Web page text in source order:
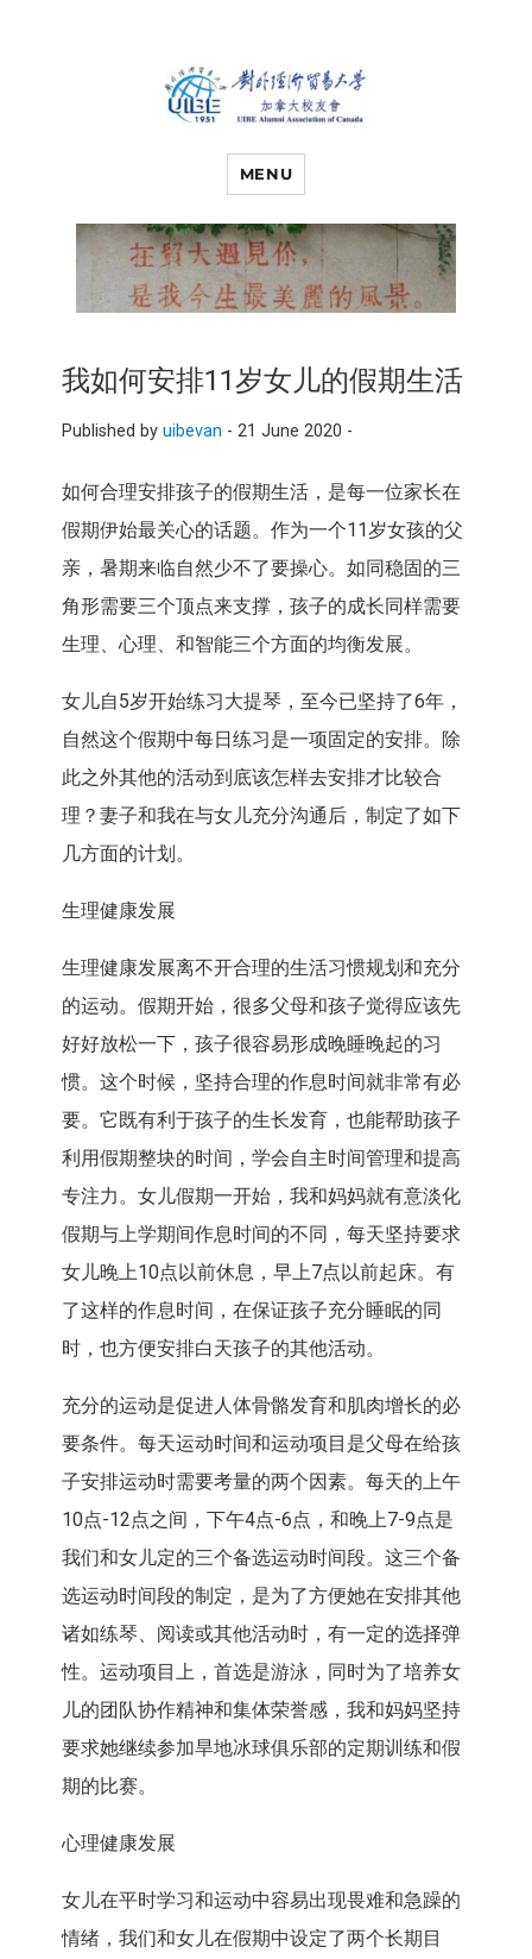
对外经济贸易
大学加拿大校
友会
MENU
我如何安排11岁女儿的假期生活
Published by uibevan - 21 June 2020 -
如何合理安排孩子的假期生活，是每一位家长在
假期伊始最关心的话题。作为一个11岁女孩的父
亲，暑期来临自然少不了要操心。如同稳固的三
角形需要三个顶点来支撑，孩子的成长同样需要
生理、心理、和智能三个方面的均衡发展。
女儿自5岁开始练习大提琴，至今已坚持了6年，
自然这个假期中每日练习是一项固定的安排。除
此之外其他的活动到底该怎样去安排才比较合
理？妻子和我在与女儿充分沟通后，制定了如下
几方面的计划。
生理健康发展
生理健康发展离不开合理的生活习惯规划和充分
的运动。假期开始，很多父母和孩子觉得应该先
好好放松一下，孩子很容易形成晚睡晚起的习
惯。这个时候，坚持合理的作息时间就非常有必
要。它既有利于孩子的生长发育，也能帮助孩子
利用假期整块的时间，学会自主时间管理和提高
专注力。女儿假期一开始，我和妈妈就有意淡化
假期与上学期间作息时间的不同，每天坚持要求
女儿晚上10点以前休息，早上7点以前起床。有
了这样的作息时间，在保证孩子充分睡眠的同
时，也方便安排白天孩子的其他活动。
充分的运动是促进人体骨骼发育和肌肉增长的必
要条件。每天运动时间和运动项目是父母在给孩
子安排运动时需要考量的两个因素。每天的上午
10点-12点之间，下午4点-6点，和晚上7-9点是
我们和女儿定的三个备选运动时间段。这三个备
选运动时间段的制定，是为了方便她在安排其他
诸如练琴、阅读或其他活动时，有一定的选择弹
性。运动项目上，首选是游泳，同时为了培养女
儿的团队协作精神和集体荣誉感，我和妈妈坚持
要求她继续参加旱地冰球俱乐部的定期训练和假
期的比赛。
心理健康发展
女儿在平时学习和运动中容易出现畏难和急躁的
情绪，我们和女儿在假期中设定了两个长期目